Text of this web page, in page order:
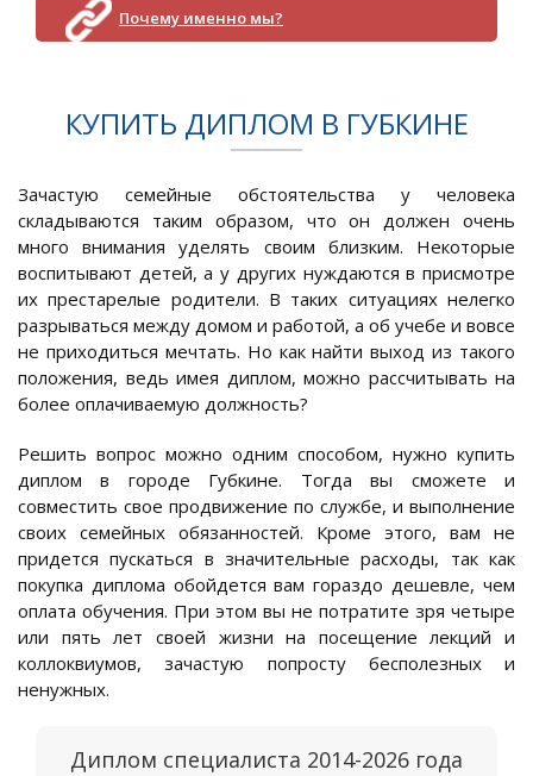
Почему именно мы?
КУПИТЬ ДИПЛОМ В ГУБКИНЕ
Зачастую семейные обстоятельства у человека
складываются таким образом, что он должен очень
много внимания уделять своим близким. Некоторые
воспитывают детей, а у других нуждаются в присмотре
их престарелые родители. В таких ситуациях нелегко
разрываться между домом и работой, а об учебе и вовсе
не приходиться мечтать. Но как найти выход из такого
положения, ведь имея диплом, можно рассчитывать на
более оплачиваемую должность?
Решить вопрос можно одним способом, нужно купить
диплом в городе Губкине. Тогда вы сможете и
совместить свое продвижение по службе, и выполнение
своих семейных обязанностей. Кроме этого, вам не
придется пускаться в значительные расходы, так как
покупка диплома обойдется вам гораздо дешевле, чем
оплата обучения. При этом вы не потратите зря четыре
или пять лет своей жизни на посещение лекций и
коллоквиумов, зачастую попросту бесполезных и
ненужных.
Диплом специалиста 2014-2026 года